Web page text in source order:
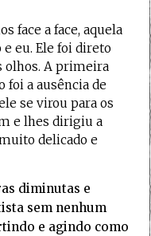
face a face, aquela
eu. Ele foi direto
olhos. A primeira
foi a ausência de
se virou para os
e lhes dirigiu a
delicado e
diminutas e
sem nenhum
e agindo como